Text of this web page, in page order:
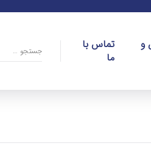
و
تماس با
ما